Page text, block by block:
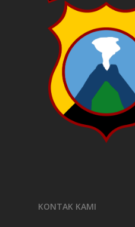
KONTAK KAMI